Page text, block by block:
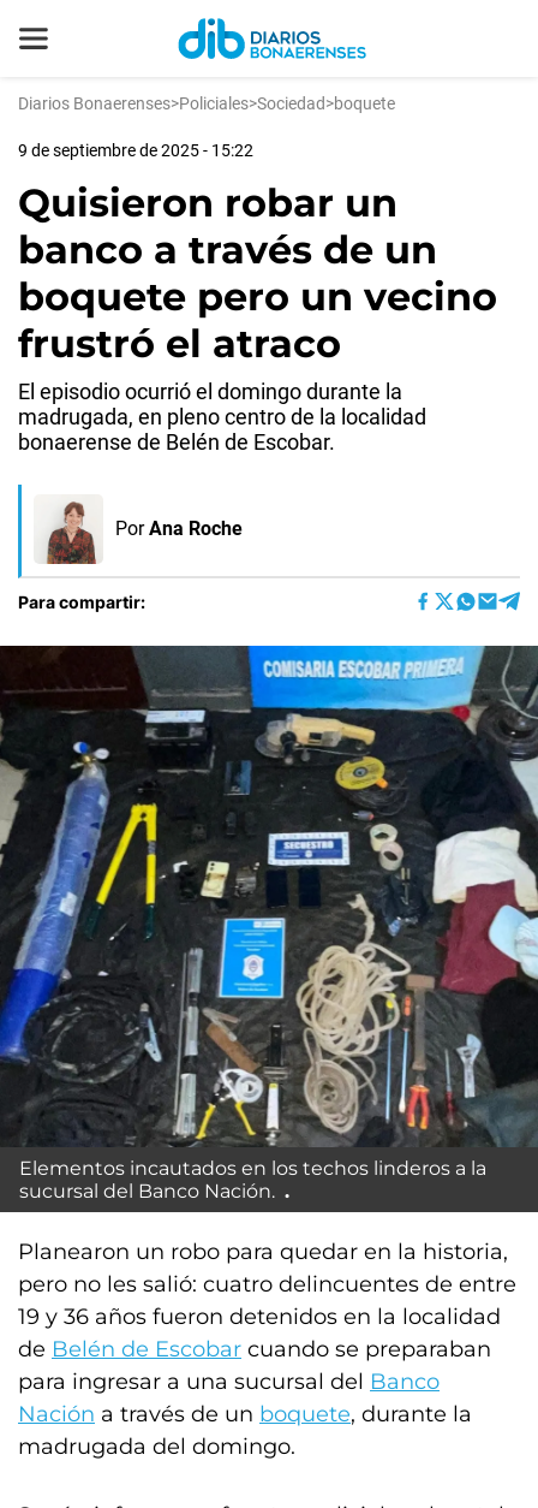
Diarios Bonaerenses>Policiales>Sociedad>boquete
9 de septiembre de 2025 - 15:22
Quisieron robar un
banco a través de un
boquete pero un vecino
frustró el atraco
El episodio ocurrió el domingo durante la
madrugada, en pleno centro de la localidad
bonaerense de Belén de Escobar.
Por Ana Roche
Para compartir:
Elementos incautados en los techos linderos a la
sucursal del Banco Nación.
Planearon un robo para quedar en la historia,
pero no les salió: cuatro delincuentes de entre
19 y 36 años fueron detenidos en la localidad
de Belén de Escobar cuando se preparaban
para ingresar a una sucursal del Banco
Nación a través de un boquete, durante la
madrugada del domingo.